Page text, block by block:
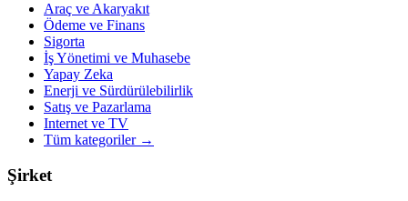
Araç ve Akaryakıt
Ödeme ve Finans
Sigorta
İş Yönetimi ve Muhasebe
Yapay Zeka
Enerji ve Sürdürülebilirlik
Satış ve Pazarlama
Internet ve TV
Tüm kategoriler→
Şirket